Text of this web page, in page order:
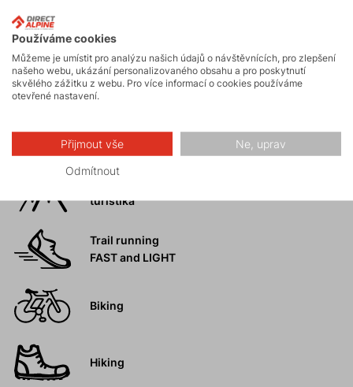
Turistika
ferraty
turistika
Trail running
FAST and LIGHT
Biking
Hiking
Používáme cookies
Můžeme je umístit pro analýzu našich údajů o návštěvnících, pro zlepšení
našeho webu, ukázání personalizovaného obsahu a pro poskytnutí
skvělého zážitku z webu. Pro více informací o cookies používáme
otevřené nastavení.
Přijmout vše Ne, uprav
Odmítnout